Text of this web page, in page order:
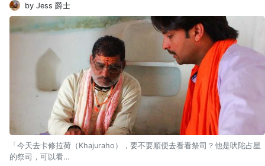
by Jess 爵士
「今天去卡修拉荷（Khajuraho），要不要順便去看看祭司？他是吠陀占星
的祭司，可以看…